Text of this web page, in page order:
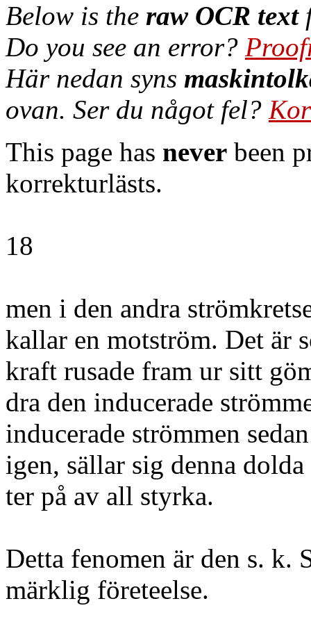
Below is the raw OCR text
Do you see an error?
Här nedan syns
ovan. Ser du något fel?
This page has never been
korrekturlästs.
18
men i den andra
kallar en motström. Det är
kraft rusade fram ur sitt
dra den inducerade
inducerade strömmen
igen, sällar sig denna
ter på av all styrka.
Detta fenomen är den s. k.
märklig företeelse.